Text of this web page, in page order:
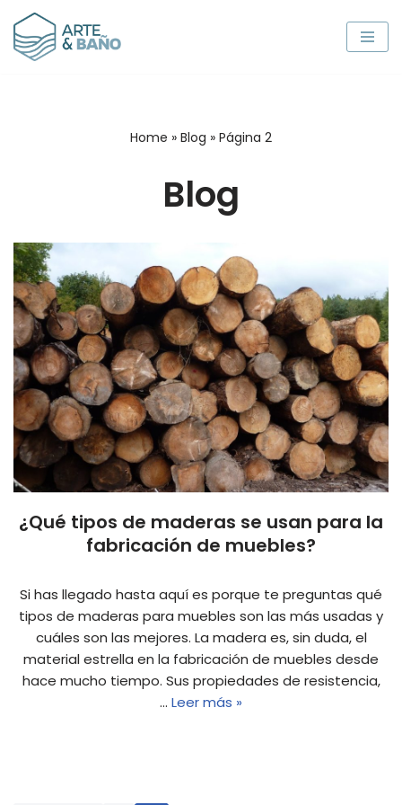
Home » Blog » Página 2
Blog
¿Qué tipos de maderas se usan para la
fabricación de muebles?
Si has llegado hasta aquí es porque te preguntas qué
tipos de maderas para muebles son las más usadas y
cuáles son las mejores. La madera es, sin duda, el
material estrella en la fabricación de muebles desde
hace mucho tiempo. Sus propiedades de resistencia,
… Leer más »